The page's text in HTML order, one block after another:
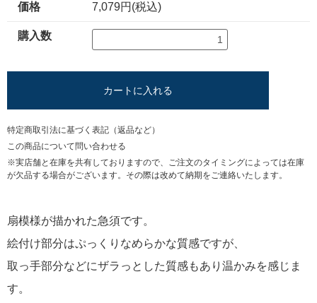
価格 7,079円(税込)
購入数
カートに入れる
特定商取引法に基づく表記（返品など）
この商品について問い合わせる
※実店舗と在庫を共有しておりますので、ご注文のタイミングによっては在庫
が欠品する場合がございます。その際は改めて納期をご連絡いたします。
扇模様が描かれた急須です。
絵付け部分はぷっくりなめらかな質感ですが、
取っ手部分などにザラっとした質感もあり温かみを感じま
す。